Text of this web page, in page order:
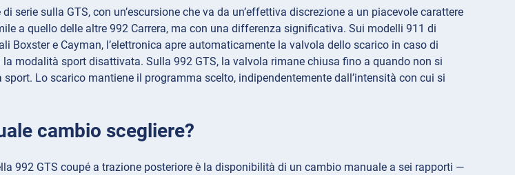
serie sulla GTS, con un’escursione che va da un’effettiva discrezione a un piacevole carattere
a quello delle altre 992 Carrera, ma con una differenza significativa. Sui modelli 911 di
Boxster e Cayman, l’elettronica apre automaticamente la valvola dello scarico in caso di
la modalità sport disattivata. Sulla 992 GTS, la valvola rimane chiusa fino a quando non si
Lo scarico mantiene il programma scelto, indipendentemente dall’intensità con cui si
cambio scegliere?
992 GTS coupé a trazione posteriore è la disponibilità di un cambio manuale a sei rapporti —